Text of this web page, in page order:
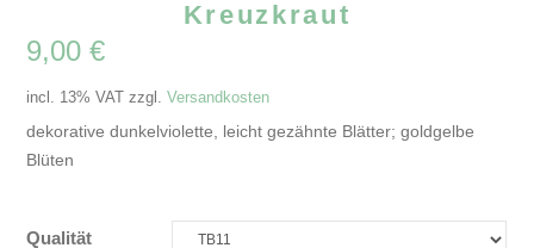
Kreuzkraut
9,00€
incl. 13% VAT zzgl.Versandkosten
dekorative dunkelviolette, leicht gezähnte Blätter; goldgelbe
Blüten
Qualität